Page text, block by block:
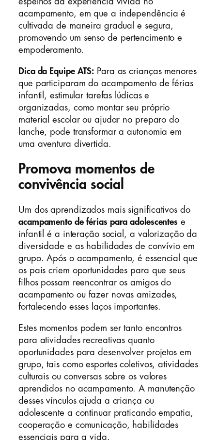
acampamento, em que a independência é
cultivada de maneira gradual e segura,
promovendo um senso de pertencimento e
empoderamento.
Dica da Equipe ATS: Para as crianças menores
que participaram do acampamento de férias
infantil, estimular tarefas lúdicas e
organizadas, como montar seu próprio
material escolar ou ajudar no preparo do
lanche, pode transformar a autonomia em
uma aventura divertida.
Promova momentos de
convivência social
Um dos aprendizados mais significativos do
acampamento de férias para adolescentes e
infantil é a interação social, a valorização da
diversidade e as habilidades de convívio em
grupo. Após o acampamento, é essencial que
os pais criem oportunidades para que seus
filhos possam reencontrar os amigos do
acampamento ou fazer novas amizades,
fortalecendo esses laços importantes.
Estes momentos podem ser tanto encontros
para atividades recreativas quanto
oportunidades para desenvolver projetos em
grupo, tais como esportes coletivos, atividades
culturais ou conversas sobre os valores
aprendidos no acampamento. A manutenção
desses vínculos ajuda a criança ou
adolescente a continuar praticando empatia,
cooperação e comunicação, habilidades
essenciais para a vida.